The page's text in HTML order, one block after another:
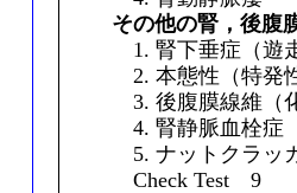
その他の腎，後腹
1. 腎下垂症（遊
2. 本態性（特発性
3. 後腹膜線維（
4. 腎静脈血栓症
5. ナットクラッ
Check Test 9